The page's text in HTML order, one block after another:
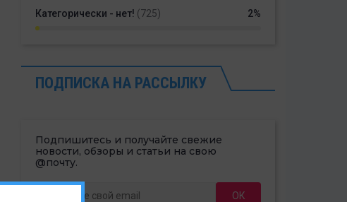
Категорически - нет! (725) 2%
ПОДПИСКА НА РАССЫЛКУ
Подпишитесь и получайте свежие
новости, обзоры и статьи на свою
@почту.
ОК